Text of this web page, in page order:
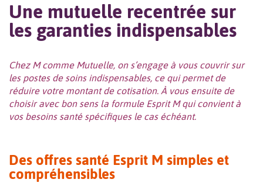
Une mutuelle recentrée sur
les garanties indispensables
Chez M comme Mutuelle, on s’engage à vous couvrir sur
les postes de soins indispensables, ce qui permet de
réduire votre montant de cotisation. À vous ensuite de
choisir avec bon sens la formule Esprit M qui convient à
vos besoins santé spécifiques le cas échéant.
Des offres santé Esprit M simples et
compréhensibles